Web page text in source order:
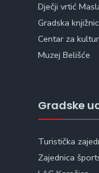
Dječji vrtić
Gradska
Centar za
Muzej Belišće
Gradske
Turistička
Zajednica